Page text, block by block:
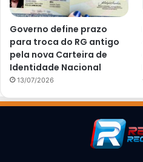
Governo define prazo
para troca do RG antigo
pela nova Carteira de
Identidade Nacional
13/07/2026